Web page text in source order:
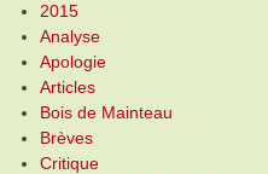
2015
Analyse
Apologie
Articles
Bois de Mainteau
Brèves
Critique